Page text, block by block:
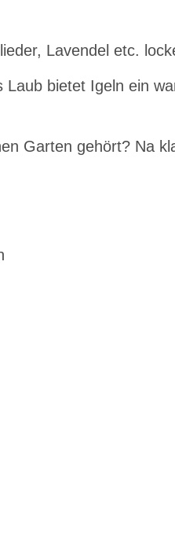
Lavendel etc.
bietet Igeln ein
Garten gehört? Na